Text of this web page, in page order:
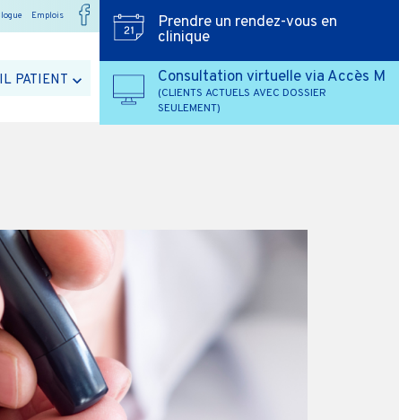
Emplois
PATIENT
Prendre un rendez-vous en
clinique
Consultation virtuelle via Accès M
(CLIENTS ACTUELS AVEC DOSSIER
SEULEMENT)